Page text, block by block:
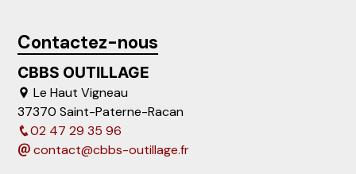
Contactez-nous
CBBS OUTILLAGE
Le Haut Vigneau
37370 Saint-Paterne-Racan
02 47 29 35 96
contact@cbbs-outillage.fr